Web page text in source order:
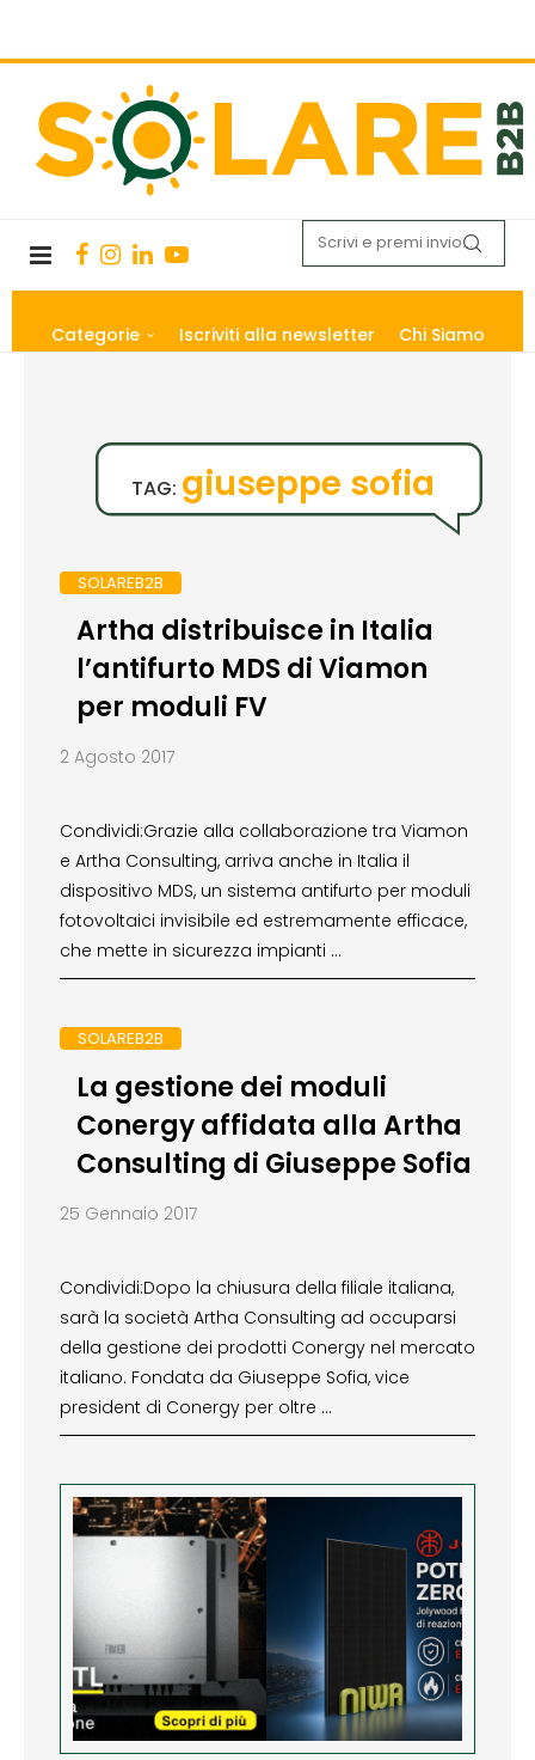
Categorie Iscriviti alla newsletter Chi Siamo
TAG: giuseppe sofia
SOLAREB2B
Artha distribuisce in Italia
l’antifurto MDS di Viamon
per moduli FV
2 Agosto 2017
Condividi:Grazie alla collaborazione tra Viamon
e Artha Consulting, arriva anche in Italia il
dispositivo MDS, un sistema antifurto per moduli
fotovoltaici invisibile ed estremamente efficace,
che mette in sicurezza impianti …
SOLAREB2B
La gestione dei moduli
Conergy affidata alla Artha
Consulting di Giuseppe Sofia
25 Gennaio 2017
Condividi:Dopo la chiusura della filiale italiana,
sarà la società Artha Consulting ad occuparsi
della gestione dei prodotti Conergy nel mercato
italiano. Fondata da Giuseppe Sofia, vice
president di Conergy per oltre …